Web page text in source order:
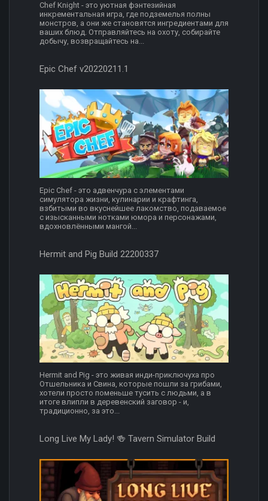
Chef Knight - это уютная фэнтезийная
инкрементальная игра, где подземелья полны
монстров, а они же становятся ингредиентами для
ваших блюд. Отправляйтесь на охоту, собирайте
добычу, возвращайтесь на...
Epic Chef v20220211.1
Epic Chef - это адвенчура с элементами
симулятора жизни, кулинарии и крафтинга,
взбитыми во вкуснейшее лакомство, подаваемое
с изысканными нотками юмора и персонажами,
вдохновлёнными мангой...
Hermit and Pig Build 22200337
Hermit and Pig - это живая инди-приключуха про
Отшельника и Свина, которые пошли за грибами,
хотели просто поменьше тусить с людьми, а в
итоге влипли в деревенский заговор - и,
традиционно, за это...
Long Live My Lady! 🍻 Tavern Simulator Build